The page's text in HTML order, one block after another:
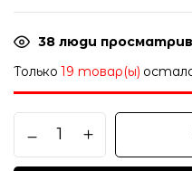
38 люди
Только 19 товар(ы)